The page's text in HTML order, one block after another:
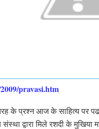
pravasi.htm
के प्रश्न आज के साहित्य पर
द्वारा मिले रशदी के मुखिया